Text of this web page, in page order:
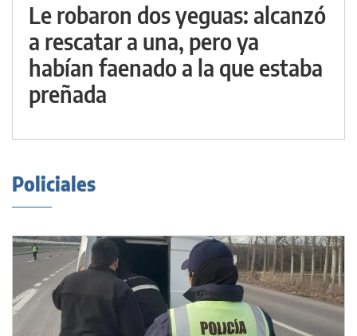
Le robaron dos yeguas: alcanzó
a rescatar a una, pero ya
habían faenado a la que estaba
preñada
Policiales